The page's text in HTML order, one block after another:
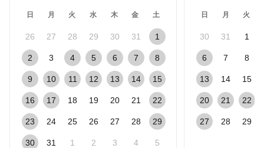
日 月 火 水 木 金 土
26 27 28 29 30 31 1
2 3 4 5 6 7 8
9 10 11 12 13 14 15
16 17 18 19 20 21 22
23 24 25 26 27 28 29
30 31 1 2 3 4 5
日 月 火
30 31 1
6 7 8
13 14 15
20 21 22
27 28 29